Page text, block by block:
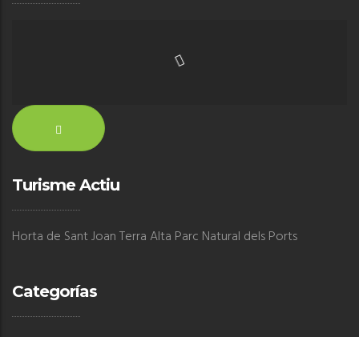
Turisme Actiu
Horta de Sant Joan Terra Alta Parc Natural dels Ports
Categorías